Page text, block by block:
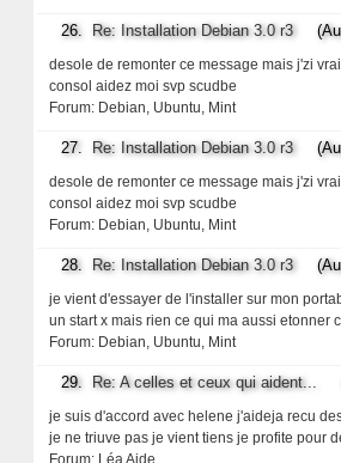
26. Re: Installation Debian 3.0 r3
desole de remonter ce message mais j'zi
consol aidez moi svp scudbe
Forum: Debian, Ubuntu, Mint
27. Re: Installation Debian 3.0 r3
desole de remonter ce message mais j'zi
consol aidez moi svp scudbe
Forum: Debian, Ubuntu, Mint
28. Re: Installation Debian 3.0 r3
je vient d'essayer de l'installer sur mon
un start x mais rien ce qui ma aussi etonner
Forum: Debian, Ubuntu, Mint
29. Re: A celles et ceux qui aident...
je suis d'accord avec helene j'aideja recu
je ne triuve pas je vient tiens je profite pour
Forum:
Léa Aide